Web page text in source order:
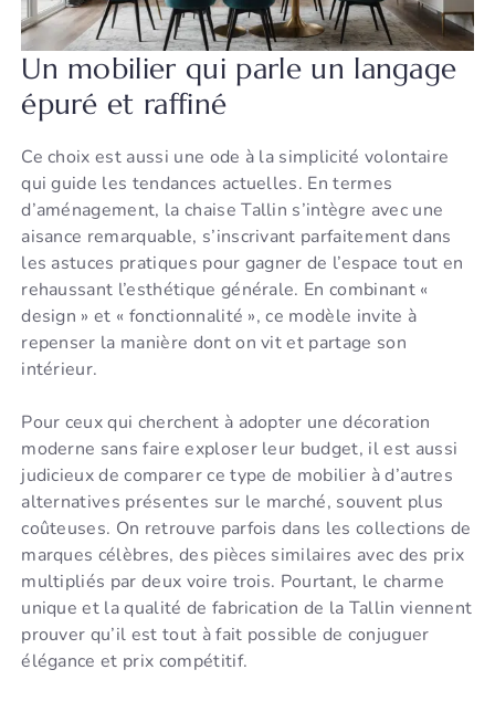
Un mobilier qui parle un langage
épuré et raffiné
Ce choix est aussi une ode à la simplicité volontaire
qui guide les tendances actuelles. En termes
d’aménagement, la chaise Tallin s’intègre avec une
aisance remarquable, s’inscrivant parfaitement dans
les astuces pratiques pour gagner de l’espace tout en
rehaussant l’esthétique générale. En combinant «
design » et « fonctionnalité », ce modèle invite à
repenser la manière dont on vit et partage son
intérieur.
Pour ceux qui cherchent à adopter une décoration
moderne sans faire exploser leur budget, il est aussi
judicieux de comparer ce type de mobilier à d’autres
alternatives présentes sur le marché, souvent plus
coûteuses. On retrouve parfois dans les collections de
marques célèbres, des pièces similaires avec des prix
multipliés par deux voire trois. Pourtant, le charme
unique et la qualité de fabrication de la Tallin viennent
prouver qu’il est tout à fait possible de conjuguer
élégance et prix compétitif.